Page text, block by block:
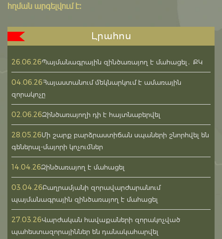
հղման արգելվում է:
Լրահոս
26.06.26Պայմանագրային զինծառայող է մահացել․ ՔԿ
04.06.26Հայաստանում մեկնարկում է ամառային
զորակոչը
02.06.26Զինծառայողի դի է հայտնաբերվել
28.05.26Մի շարք բարձրաստիճան սպաների շնորհվել են
գեներալ-մայորի կոչումներ
14.04.26Զինծառայող է մահացել
03.04.26Բաղրամյանի զորավարժարանում
պայմանագրային զինծառայող է մահացել
27.03.26Վարժական հավաքաների զորակոչված
պահեստազորայիններ են դանակահարվել